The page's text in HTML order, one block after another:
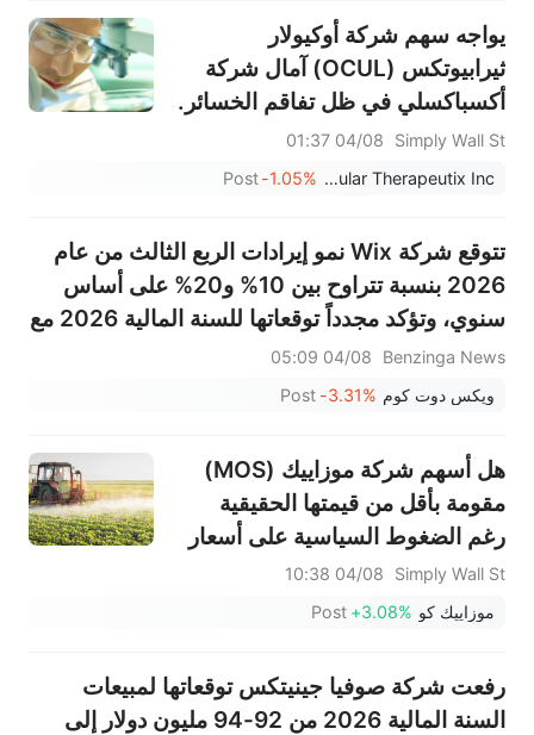
يواجه سهم شركة أوكيولار
ثيرابيوتكس (OCUL) آمال شركة
أكسباكسلي في ظل تفاقم الخسائر.
Simply Wall St
04/08 01:37
Ocular Therapeutix Inc
-1.05%
Post
تتوقع شركة Wix نمو إيرادات الربع الثالث من عام
2026 بنسبة تتراوح بين 10% و20% على أساس
سنوي، وتؤكد مجدداً توقعاتها للسنة المالية 2026 مع
ضعف في عدد الشركاء
Benzinga News
04/08 05:09
ويكس دوت كوم -3.31%
Post
هل أسهم شركة موزاييك (MOS)
مقومة بأقل من قيمتها الحقيقية
رغم الضغوط السياسية على أسعار
الأسمدة؟
Simply Wall St
04/08 10:38
موزاييك كو +3.08%
Post
رفعت شركة صوفيا جينيتكس توقعاتها لمبيعات
السنة المالية 2026 من 92-94 مليون دولار إلى